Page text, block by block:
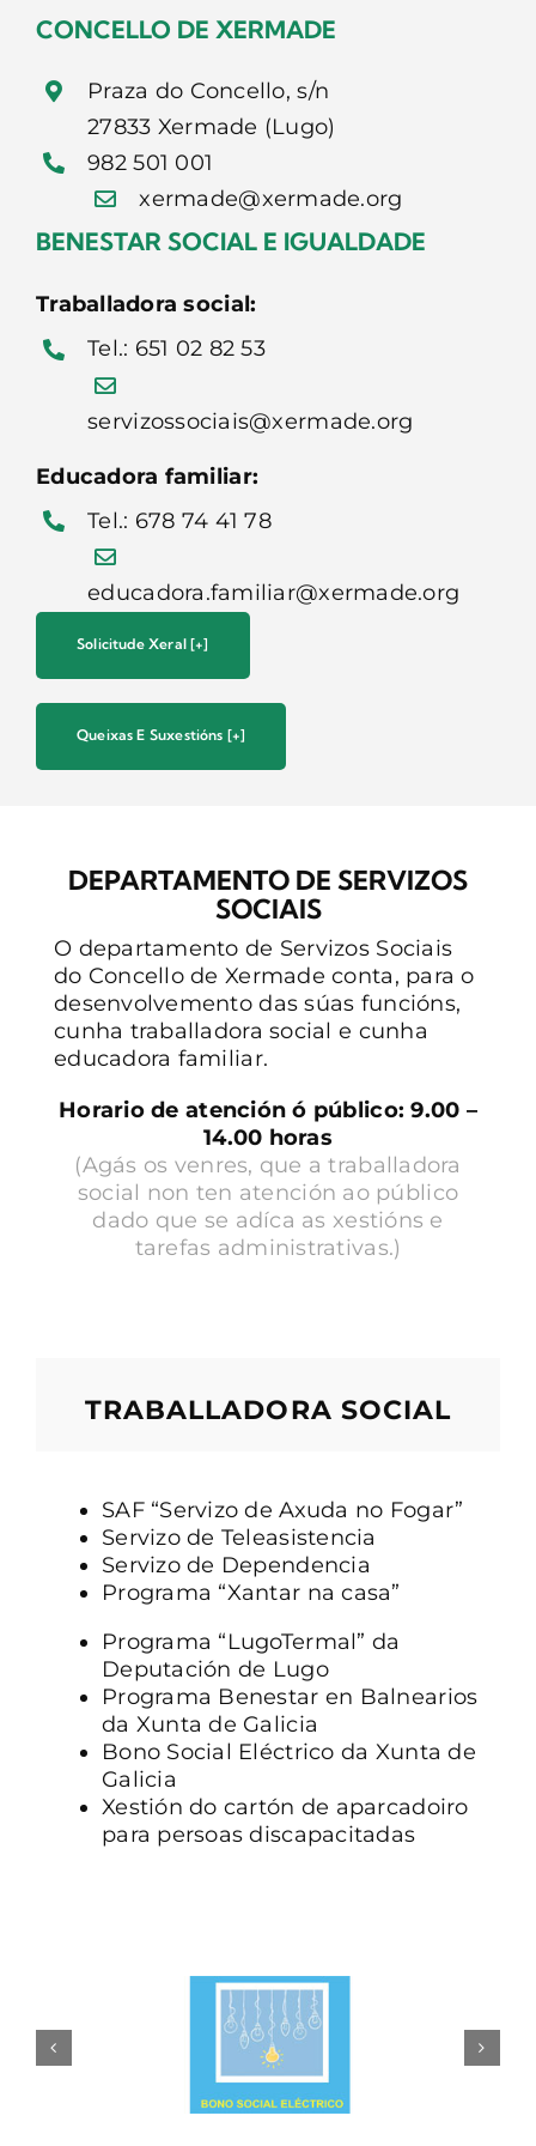
CONTACTO
CONCELLO DE XERMADE
Praza do Concello, s/n
27833 Xermade (Lugo)
982 501 001
xermade@xermade.org
BENESTAR SOCIAL E IGUALDADE
Traballadora social:
Tel.: 651 02 82 53
servizossociais@xermade.org
Educadora familiar:
Tel.: 678 74 41 78
educadora.familiar@xermade.org
Solicitude Xeral [+]
Queixas E Suxestións [+]
DEPARTAMENTO DE SERVIZOS
SOCIAIS
O departamento de Servizos Sociais
do Concello de Xermade conta, para o
desenvolvemento das súas funcións,
cunha traballadora social e cunha
educadora familiar.
Horario de atención ó público: 9.00 –
14.00 horas
(Agás os venres, que a traballadora
social non ten atención ao público
dado que se adíca as xestións e
tarefas administrativas.)
TRABALLADORA SOCIAL
SAF “Servizo de Axuda no Fogar”
Servizo de Teleasistencia
Servizo de Dependencia
Programa “Xantar na casa”
Programa “LugoTermal” da
Deputación de Lugo
Programa Benestar en Balnearios
da Xunta de Galicia
Bono Social Eléctrico da Xunta de
Galicia
Xestión do cartón de aparcadoiro
para persoas discapacitadas